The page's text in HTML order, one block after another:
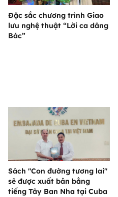
Đặc sắc chương trình Giao
lưu nghệ thuật “Lời ca dâng
Bác”
Sách "Con đường tương lai"
sẽ được xuất bản bằng
tiếng Tây Ban Nha tại Cuba